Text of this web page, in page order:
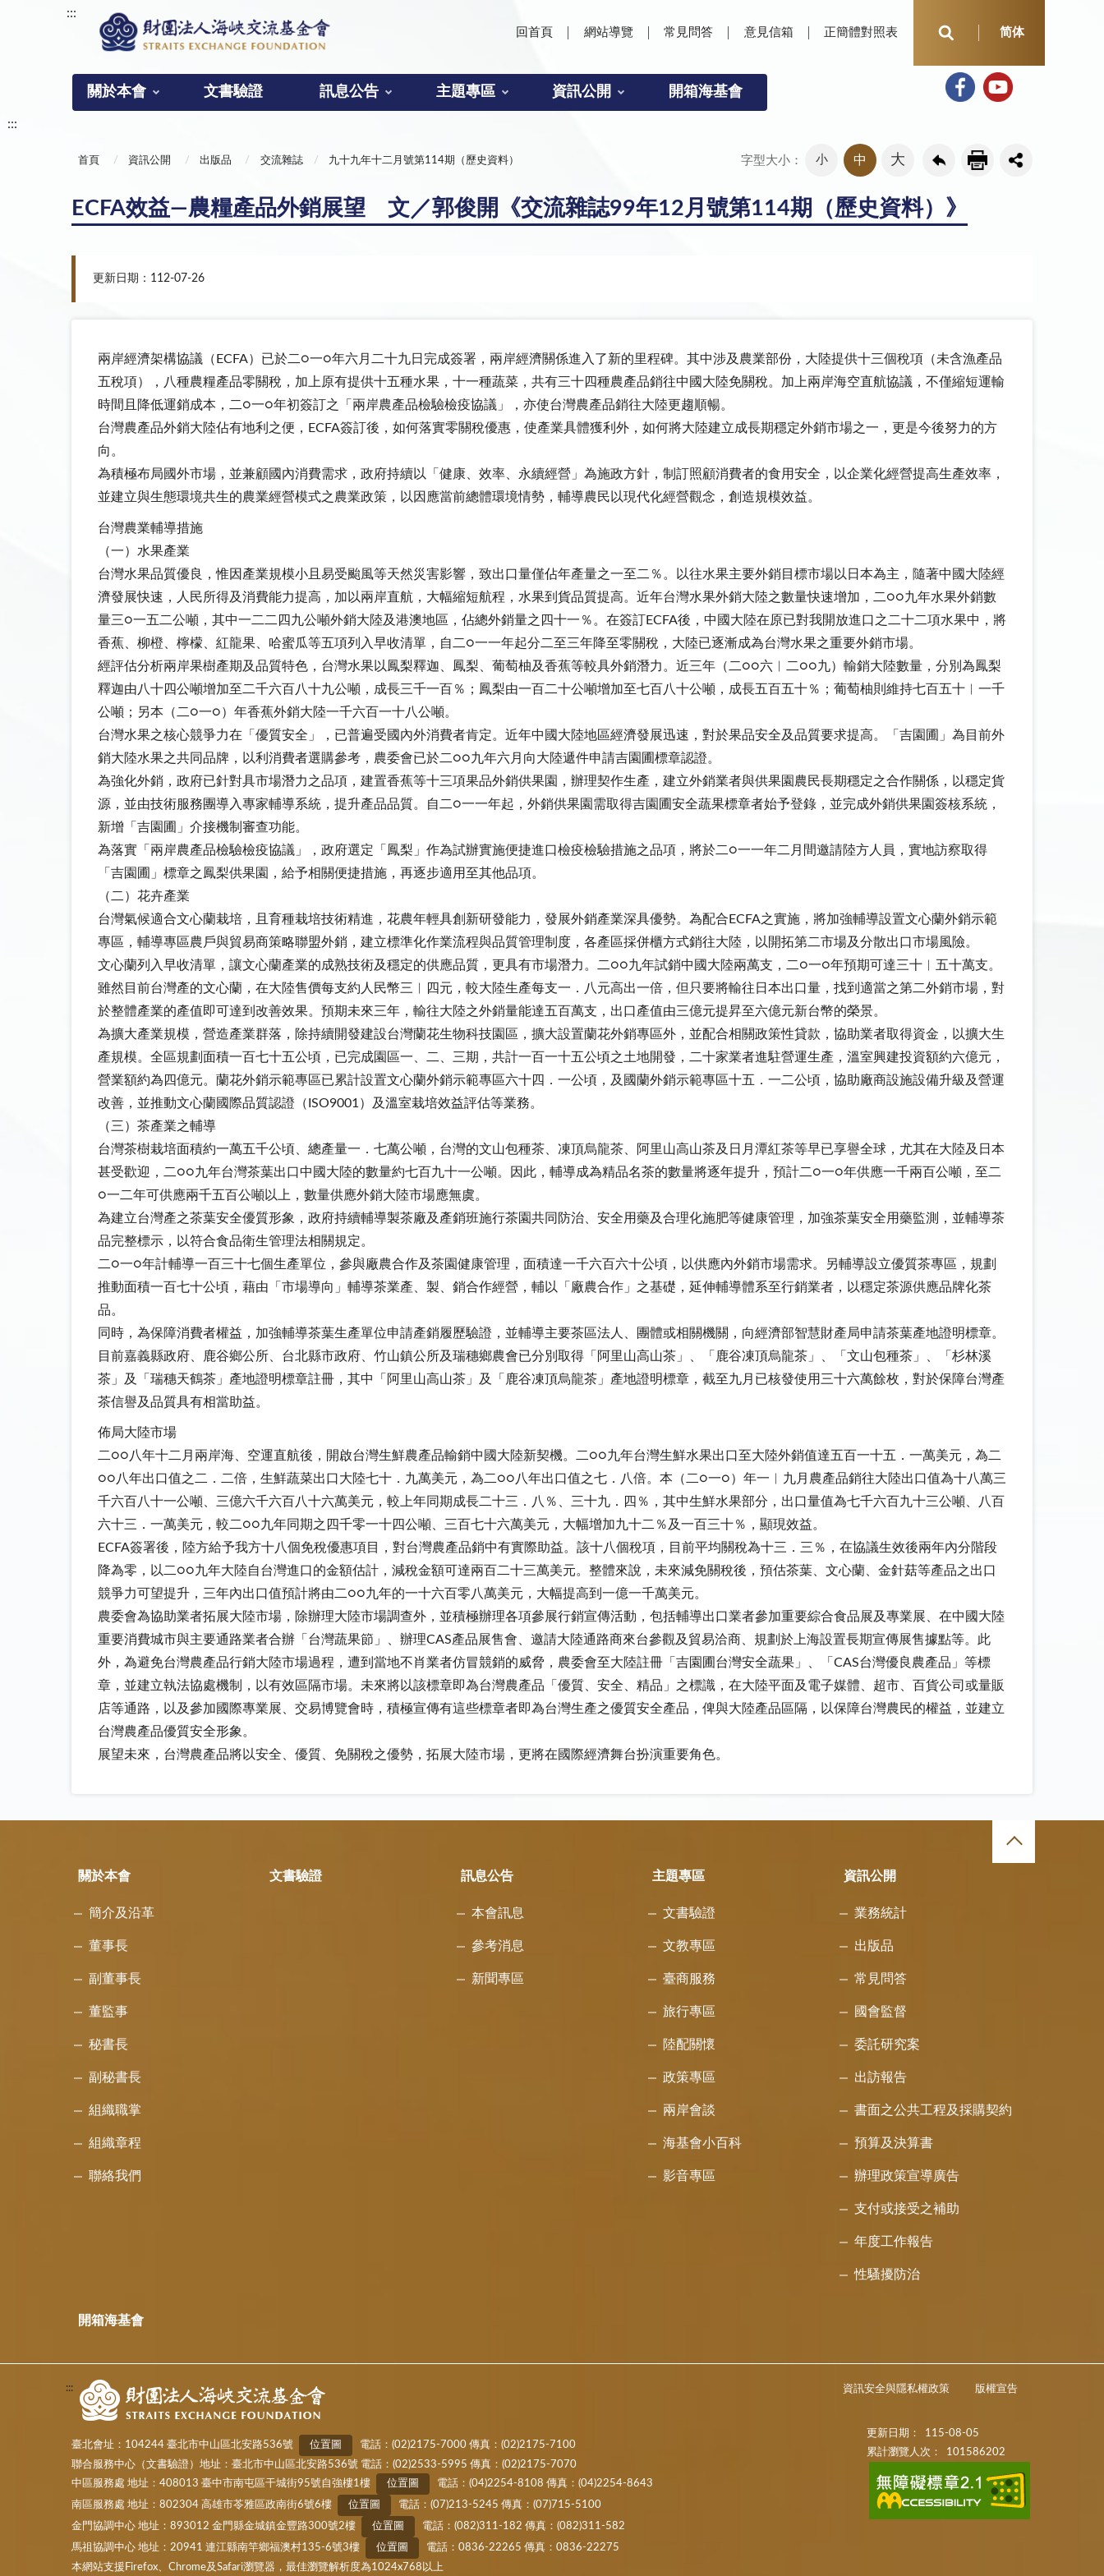
:::
回首頁 網站導覽 常見問答 意見信箱 正簡體對照表 简体
關於本會 文書驗證 訊息公告 主題專區 資訊公開 開箱海基會
:::
首頁 資訊公開 出版品 交流雜誌 九十九年十二月號第114期（歷史資料） 字型大小： 小 中 大
ECFA效益—農糧產品外銷展望 文／郭俊開《交流雜誌99年12月號第114期（歷史資料）》
更新日期：112-07-26
兩岸經濟架構協議（ECFA）已於二○一○年六月二十九日完成簽署，兩岸經濟關係進入了新的里程碑。其中涉及農業部份，大陸提供十三個稅項（未含漁產品
五稅項），八種農糧產品零關稅，加上原有提供十五種水果，十一種蔬菜，共有三十四種農產品銷往中國大陸免關稅。加上兩岸海空直航協議，不僅縮短運輸
時間且降低運銷成本，二○一○年初簽訂之「兩岸農產品檢驗檢疫協議」，亦使台灣農產品銷往大陸更趨順暢。
台灣農產品外銷大陸佔有地利之便，ECFA簽訂後，如何落實零關稅優惠，使產業具體獲利外，如何將大陸建立成長期穩定外銷市場之一，更是今後努力的方
向。
為積極布局國外市場，並兼顧國內消費需求，政府持續以「健康、效率、永續經營」為施政方針，制訂照顧消費者的食用安全，以企業化經營提高生產效率，
並建立與生態環境共生的農業經營模式之農業政策，以因應當前總體環境情勢，輔導農民以現代化經營觀念，創造規模效益。
台灣農業輔導措施
（一）水果產業
台灣水果品質優良，惟因產業規模小且易受颱風等天然災害影響，致出口量僅佔年產量之一至二％。以往水果主要外銷目標市場以日本為主，隨著中國大陸經
濟發展快速，人民所得及消費能力提高，加以兩岸直航，大幅縮短航程，水果到貨品質提高。近年台灣水果外銷大陸之數量快速增加，二○○九年水果外銷數
量三○一五二公噸，其中一二二四九公噸外銷大陸及港澳地區，佔總外銷量之四十一％。在簽訂ECFA後，中國大陸在原已對我開放進口之二十二項水果中，將
香蕉、柳橙、檸檬、紅龍果、哈蜜瓜等五項列入早收清單，自二○一一年起分二至三年降至零關稅，大陸已逐漸成為台灣水果之重要外銷市場。
經評估分析兩岸果樹產期及品質特色，台灣水果以鳳梨釋迦、鳳梨、葡萄柚及香蕉等較具外銷潛力。近三年（二○○六︱二○○九）輸銷大陸數量，分別為鳳梨
釋迦由八十四公噸增加至二千六百八十九公噸，成長三千一百％；鳳梨由一百二十公噸增加至七百八十公噸，成長五百五十％；葡萄柚則維持七百五十︱一千
公噸；另本（二○一○）年香蕉外銷大陸一千六百一十八公噸。
台灣水果之核心競爭力在「優質安全」，已普遍受國內外消費者肯定。近年中國大陸地區經濟發展迅速，對於果品安全及品質要求提高。「吉園圃」為目前外
銷大陸水果之共同品牌，以利消費者選購參考，農委會已於二○○九年六月向大陸遞件申請吉園圃標章認證。
為強化外銷，政府已針對具市場潛力之品項，建置香蕉等十三項果品外銷供果園，辦理契作生產，建立外銷業者與供果園農民長期穩定之合作關係，以穩定貨
源，並由技術服務團導入專家輔導系統，提升產品品質。自二○一一年起，外銷供果園需取得吉園圃安全蔬果標章者始予登錄，並完成外銷供果園簽核系統，
新增「吉園圃」介接機制審查功能。
為落實「兩岸農產品檢驗檢疫協議」，政府選定「鳳梨」作為試辦實施便捷進口檢疫檢驗措施之品項，將於二○一一年二月間邀請陸方人員，實地訪察取得
「吉園圃」標章之鳳梨供果園，給予相關便捷措施，再逐步適用至其他品項。
（二）花卉產業
台灣氣候適合文心蘭栽培，且育種栽培技術精進，花農年輕具創新研發能力，發展外銷產業深具優勢。為配合ECFA之實施，將加強輔導設置文心蘭外銷示範
專區，輔導專區農戶與貿易商策略聯盟外銷，建立標準化作業流程與品質管理制度，各產區採併櫃方式銷往大陸，以開拓第二市場及分散出口市場風險。
文心蘭列入早收清單，讓文心蘭產業的成熟技術及穩定的供應品質，更具有市場潛力。二○○九年試銷中國大陸兩萬支，二○一○年預期可達三十︱五十萬支。
雖然目前台灣產的文心蘭，在大陸售價每支約人民幣三︱四元，較大陸生產每支一．八元高出一倍，但只要將輸往日本出口量，找到適當之第二外銷市場，對
於整體產業的產值即可達到改善效果。預期未來三年，輸往大陸之外銷量能達五百萬支，出口產值由三億元提昇至六億元新台幣的榮景。
為擴大產業規模，營造產業群落，除持續開發建設台灣蘭花生物科技園區，擴大設置蘭花外銷專區外，並配合相關政策性貸款，協助業者取得資金，以擴大生
產規模。全區規劃面積一百七十五公頃，已完成園區一、二、三期，共計一百一十五公頃之土地開發，二十家業者進駐營運生產，溫室興建投資額約六億元，
營業額約為四億元。蘭花外銷示範專區已累計設置文心蘭外銷示範專區六十四．一公頃，及國蘭外銷示範專區十五．一二公頃，協助廠商設施設備升級及營運
改善，並推動文心蘭國際品質認證（ISO9001）及溫室栽培效益評估等業務。
（三）茶產業之輔導
台灣茶樹栽培面積約一萬五千公頃、總產量一．七萬公噸，台灣的文山包種茶、凍頂烏龍茶、阿里山高山茶及日月潭紅茶等早已享譽全球，尤其在大陸及日本
甚受歡迎，二○○九年台灣茶葉出口中國大陸的數量約七百九十一公噸。因此，輔導成為精品名茶的數量將逐年提升，預計二○一○年供應一千兩百公噸，至二
○一二年可供應兩千五百公噸以上，數量供應外銷大陸市場應無虞。
為建立台灣產之茶葉安全優質形象，政府持續輔導製茶廠及產銷班施行茶園共同防治、安全用藥及合理化施肥等健康管理，加強茶葉安全用藥監測，並輔導茶
品完整標示，以符合食品衛生管理法相關規定。
二○一○年計輔導一百三十七個生產單位，參與廠農合作及茶園健康管理，面積達一千六百六十公頃，以供應內外銷市場需求。另輔導設立優質茶專區，規劃
推動面積一百七十公頃，藉由「市場導向」輔導茶業產、製、銷合作經營，輔以「廠農合作」之基礎，延伸輔導體系至行銷業者，以穩定茶源供應品牌化茶
品。
同時，為保障消費者權益，加強輔導茶葉生產單位申請產銷履歷驗證，並輔導主要茶區法人、團體或相關機關，向經濟部智慧財產局申請茶葉產地證明標章。
目前嘉義縣政府、鹿谷鄉公所、台北縣市政府、竹山鎮公所及瑞穗鄉農會已分別取得「阿里山高山茶」、「鹿谷凍頂烏龍茶」、「文山包種茶」、「杉林溪
茶」及「瑞穗天鶴茶」產地證明標章註冊，其中「阿里山高山茶」及「鹿谷凍頂烏龍茶」產地證明標章，截至九月已核發使用三十六萬餘枚，對於保障台灣產
茶信譽及品質具有相當助益。
佈局大陸市場
二○○八年十二月兩岸海、空運直航後，開啟台灣生鮮農產品輸銷中國大陸新契機。二○○九年台灣生鮮水果出口至大陸外銷值達五百一十五．一萬美元，為二
○○八年出口值之二．二倍，生鮮蔬菜出口大陸七十．九萬美元，為二○○八年出口值之七．八倍。本（二○一○）年一︱九月農產品銷往大陸出口值為十八萬三
千六百八十一公噸、三億六千六百八十六萬美元，較上年同期成長二十三．八％、三十九．四％，其中生鮮水果部分，出口量值為七千六百九十三公噸、八百
六十三．一萬美元，較二○○九年同期之四千零一十四公噸、三百七十六萬美元，大幅增加九十二％及一百三十％，顯現效益。
ECFA簽署後，陸方給予我方十八個免稅優惠項目，對台灣農產品銷中有實際助益。該十八個稅項，目前平均關稅為十三．三％，在協議生效後兩年內分階段
降為零，以二○○九年大陸自台灣進口的金額估計，減稅金額可達兩百二十三萬美元。整體來說，未來減免關稅後，預估茶葉、文心蘭、金針菇等產品之出口
競爭力可望提升，三年內出口值預計將由二○○九年的一十六百零八萬美元，大幅提高到一億一千萬美元。
農委會為協助業者拓展大陸市場，除辦理大陸市場調查外，並積極辦理各項參展行銷宣傳活動，包括輔導出口業者參加重要綜合食品展及專業展、在中國大陸
重要消費城市與主要通路業者合辦「台灣蔬果節」、辦理CAS產品展售會、邀請大陸通路商來台參觀及貿易洽商、規劃於上海設置長期宣傳展售據點等。此
外，為避免台灣農產品行銷大陸市場過程，遭到當地不肖業者仿冒競銷的威脅，農委會至大陸註冊「吉園圃台灣安全蔬果」、「CAS台灣優良農產品」等標
章，並建立執法協處機制，以有效區隔市場。未來將以該標章即為台灣農產品「優質、安全、精品」之標識，在大陸平面及電子媒體、超市、百貨公司或量販
店等通路，以及參加國際專業展、交易博覽會時，積極宣傳有這些標章者即為台灣生產之優質安全產品，俾與大陸產品區隔，以保障台灣農民的權益，並建立
台灣農產品優質安全形象。
展望未來，台灣農產品將以安全、優質、免關稅之優勢，拓展大陸市場，更將在國際經濟舞台扮演重要角色。
關於本會
簡介及沿革
董事長
副董事長
董監事
秘書長
副秘書長
組織職掌
組織章程
聯絡我們
文書驗證 訊息公告
本會訊息
參考消息
新聞專區
主題專區
文書驗證
文教專區
臺商服務
旅行專區
陸配關懷
政策專區
兩岸會談
海基會小百科
影音專區
資訊公開
業務統計
出版品
常見問答
國會監督
委託研究案
出訪報告
書面之公共工程及採購契約
預算及決算書
辦理政策宣導廣告
支付或接受之補助
年度工作報告
性騷擾防治
開箱海基會
::: 資訊安全與隱私權政策 版權宣告
臺北會址：104244 臺北市中山區北安路536號 位置圖
電話：(02)2175-7000 傳真：(02)2175-7100
聯合服務中心（文書驗證）地址：臺北市中山區北安路536號 電話：(02)2533-5995 傳真：(02)2175-7070
中區服務處 地址：408013 臺中市南屯區干城街95號自強樓1樓
位置圖
電話：(04)2254-8108 傳真：(04)2254-8643
南區服務處 地址：802304 高雄市苓雅區政南街6號6樓
位置圖
電話：(07)213-5245 傳真：(07)715-5100
金門協調中心 地址：893012 金門縣金城鎮金豐路300號2樓
位置圖
電話：(082)311-182 傳真：(082)311-582
馬祖協調中心 地址：20941 連江縣南竿鄉福澳村135-6號3樓
位置圖
電話：0836-22265 傳真：0836-22275
本網站支援Firefox、Chrome及Safari瀏覽器，最佳瀏覽解析度為1024x768以上
更新日期：
115-08-05
累計瀏覽人次：
101586202